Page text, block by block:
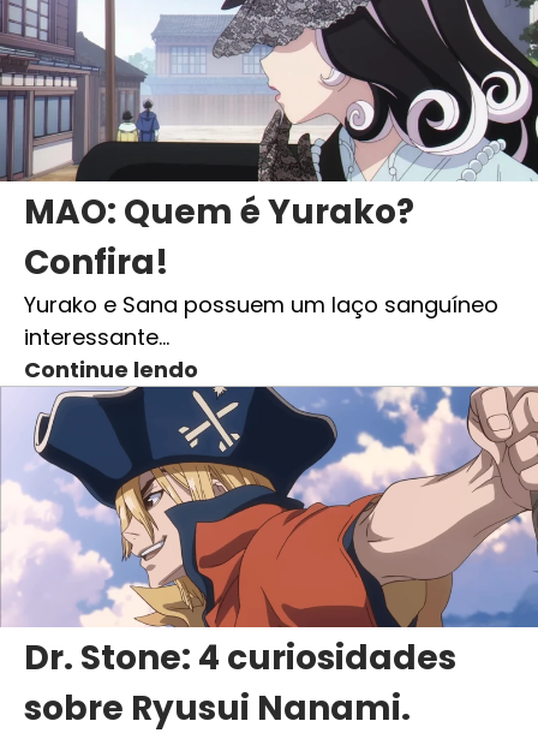
MAO: Quem é Yurako?
Confira!
Yurako e Sana possuem um laço sanguíneo
interessante…
Continue lendo
Dr. Stone: 4 curiosidades
sobre Ryusui Nanami.